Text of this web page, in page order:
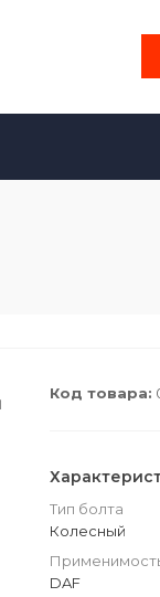
Код товара:
Тип болта
Колесный
DAF